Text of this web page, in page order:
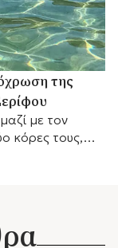
της
με τον
κόρες τους,